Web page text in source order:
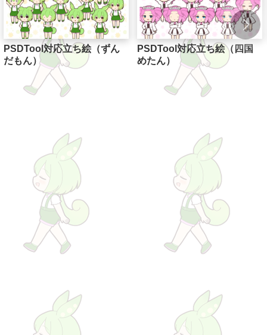
PSDTool対応立ち絵（ずん
だもん）
PSDTool対応立ち絵（四国
めたん）